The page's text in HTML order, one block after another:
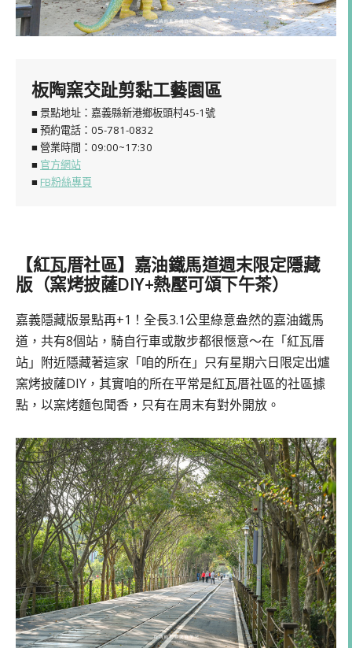
板陶窯交趾剪黏工藝園區
■ 景點地址：嘉義縣新港鄉板頭村45-1號
■ 預約電話：05-781-0832
■ 營業時間：09:00~17:30
■ 官方網站
■ FB粉絲專頁
【紅瓦厝社區】嘉油鐵馬道週末限定隱藏
版（窯烤披薩DIY+熱壓可頌下午茶）
嘉義隱藏版景點再+1！全長3.1公里綠意盎然的嘉油鐵馬
道，共有8個站，騎自行車或散步都很愜意～在「紅瓦厝
站」附近隱藏著這家「咱的所在」只有星期六日限定出爐
窯烤披薩DIY，其實咱的所在平常是紅瓦厝社區的社區據
點，以窯烤麵包聞香，只有在周末有對外開放。